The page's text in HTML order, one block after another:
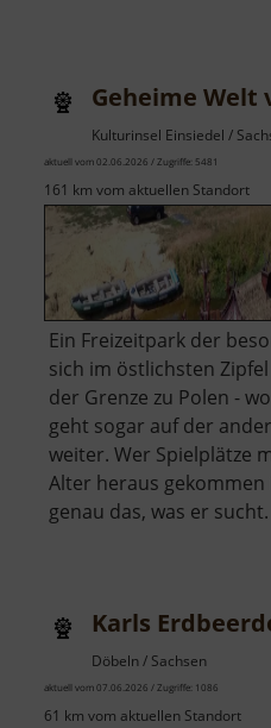
Geheime Welt
Kulturinsel Einsiedel /
aktuell vom 02.06.2026 / Zugriffe: 5481
161 km vom aktuellen Standort
Ein Freizeitpark der
sich im östlichsten
der Grenze zu Polen -
geht sogar auf der
weiter. Wer Spielplätze
Alter heraus
genau das, was er sucht.
Karls
Döbeln / Sachsen
aktuell vom 07.06.2026 / Zugriffe: 1086
61 km vom aktuellen Standort